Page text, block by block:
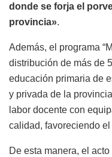
donde se forja el
provincia».
Además, el programa
distribución de más de
educación primaria de
y privada de la
labor docente con
calidad, favoreciendo
De esta manera, el